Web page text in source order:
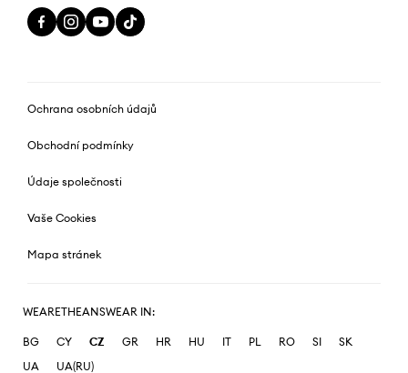
Ochrana osobních údajů
Obchodní podmínky
Údaje společnosti
Vaše Cookies
Mapa stránek
WEARETHEANSWEAR IN:
BG CY CZ GR HR HU IT PL RO SI
SK
UA
UA(RU)